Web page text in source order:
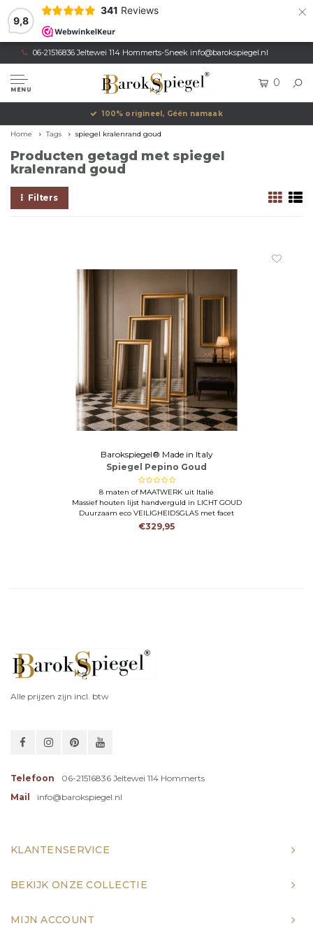
9,8
341 Reviews ×
06-21516836 Jeltewei 114 Hommerts-Sneek info@barokspiegel.nl
MENU
0
100% origineel, Géén namaak
Home Tags spiegel kralenrand goud
Producten getagd met spiegel
kralenrand goud
Filters
Barokspiegel® Made in Italy
Spiegel Pepino Goud
8 maten of MAATWERK uit Italië
Massief houten lijst handverguld in LICHT GOUD
Duurzaam eco VEILIGHEIDSGLAS met facet
€329,95
Alle prijzen zijn incl. btw
Telefoon
06-21516836 Jeltewei 114 Hommerts
Mail
info@barokspiegel.nl
KLANTENSERVICE
BEKIJK ONZE COLLECTIE
MIJN ACCOUNT